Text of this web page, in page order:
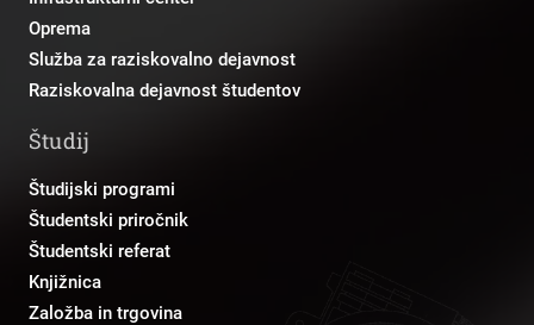
Oprema
Služba za raziskovalno dejavnost
Raziskovalna dejavnost študentov
Študij
Študijski programi
Študentski priročnik
Študentski referat
Knjižnica
Založba in trgovina